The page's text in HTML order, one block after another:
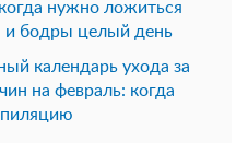
когда нужно ложиться
и бодры целый день
календарь ухода за
на февраль: когда